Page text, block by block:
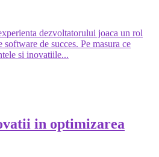
dezvoltatorului joaca un rol
de succes. Pe masura ce
si inovatiile...
in optimizarea